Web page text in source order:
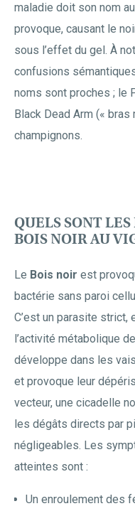
maladie doit son nom
provoque, causant le
sous l’effet du gel. À
confusions
noms sont proches ; le
Black Dead Arm («
champignons.
QUELS SONT
BOIS NOIR AU
Le Bois noir est
bactérie sans paroi
C’est un parasite strict,
l’activité métabolique
développe dans les
et provoque leur
vecteur, une cicadelle
les dégâts directs par
négligeables. Les
atteintes sont :
Un enroulement des